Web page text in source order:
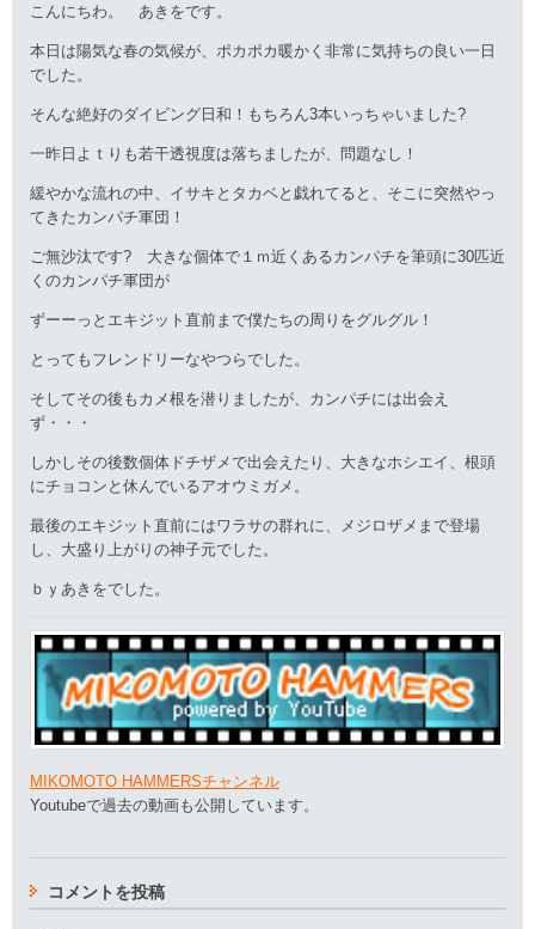
こんにちわ。 あきをです。
本日は陽気な春の気候が、ポカポカ暖かく非常に気持ちの良い一日
でした。
そんな絶好のダイビング日和！もちろん3本いっちゃいました?
一昨日よｔりも若干透視度は落ちましたが、問題なし！
緩やかな流れの中、イサキとタカベと戯れてると、そこに突然やっ
てきたカンパチ軍団！
ご無沙汰です? 大きな個体で１ｍ近くあるカンパチを筆頭に30匹近
くのカンパチ軍団が
ずーーっとエキジット直前まで僕たちの周りをグルグル！
とってもフレンドリーなやつらでした。
そしてその後もカメ根を潜りましたが、カンパチには出会え
ず・・・
しかしその後数個体ドチザメで出会えたり、大きなホシエイ、根頭
にチョコンと休んでいるアオウミガメ。
最後のエキジット直前にはワラサの群れに、メジロザメまで登場
し、大盛り上がりの神子元でした。
ｂｙあきをでした。
MIKOMOTO HAMMERSチャンネル
Youtubeで過去の動画も公開しています。
コメントを投稿